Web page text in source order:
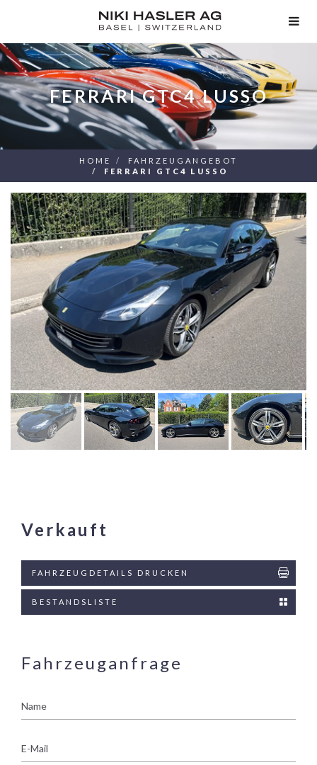
FERRARI GTC4 LUSSO
HOME
FAHRZEUGANGEBOT
FERRARI GTC4 LUSSO
Verkauft
FAHRZEUGDETAILS DRUCKEN
BESTANDSLISTE
Fahrzeuganfrage
Mail